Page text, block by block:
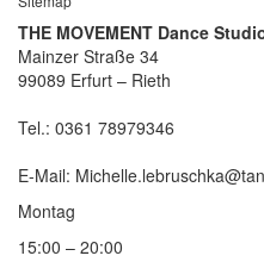
THE MOVEMENT Dance
Mainzer Straße 34
99089 Erfurt – Rieth
Tel.: 0361 78979346
E-Mail:
Montag
15:00 – 20:00